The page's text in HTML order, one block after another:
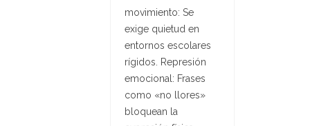
movimiento: Se
exige quietud en
entornos escolares
rígidos. Represión
emocional: Frases
como «no llores»
bloquean la